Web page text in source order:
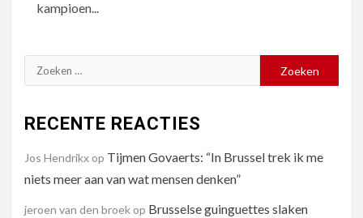
kampioen...
Zoeken
naar:
RECENTE REACTIES
Jos Hendrikx op Tijmen Govaerts: “In Brussel trek ik me
niets meer aan van wat mensen denken”
jeroen van den broek op Brusselse guinguettes slaken